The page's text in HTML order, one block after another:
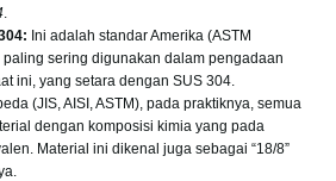
.
Ini adalah standar Amerika (ASTM
paling sering digunakan dalam pengadaan
ini, yang setara dengan SUS 304.
(JIS, AISI, ASTM), pada praktiknya, semua
dengan komposisi kimia yang pada
Material ini dikenal juga sebagai “18/8”